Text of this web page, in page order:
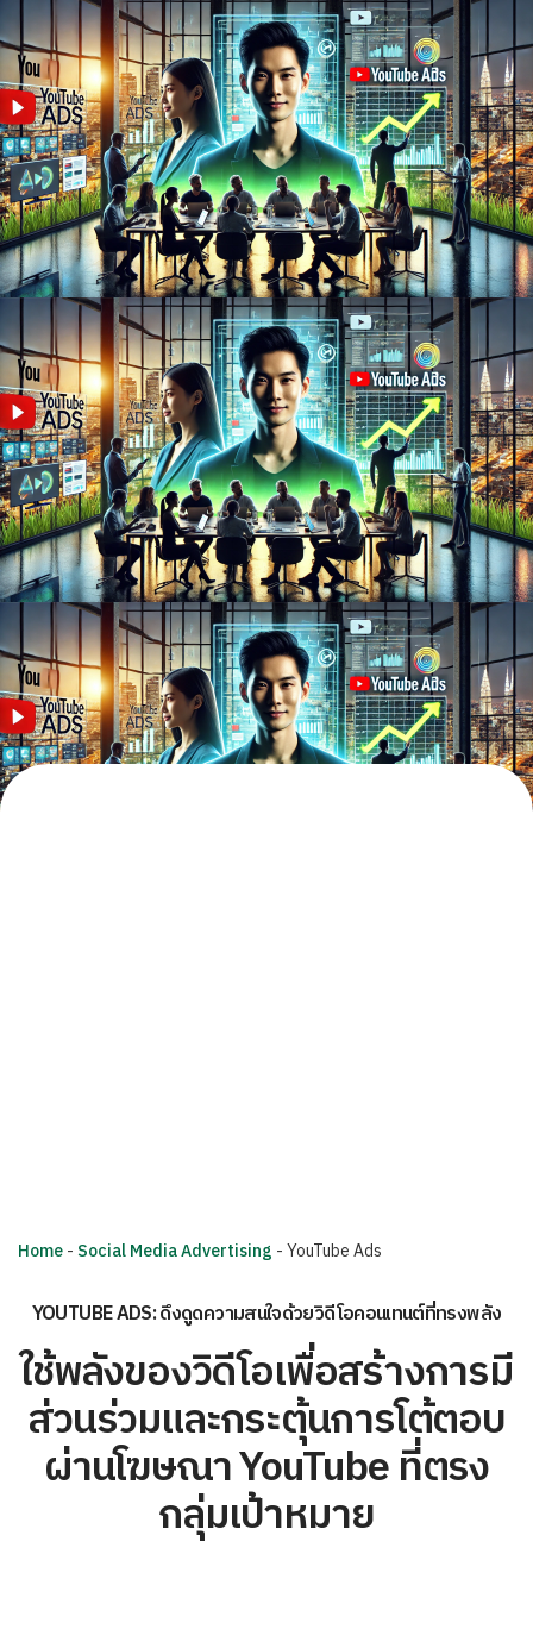
Home- Social Media Advertising -YouTube Ads
YOUTUBE ADS: ดึงดูดความสนใจด้วยวิดีโอคอนเทนต์ที่ทรงพลัง
ใช้พลังของวิดีโอเพื่อสร้างการมี
ส่วนร่วมและกระตุ้นการโต้ตอบ
ผ่านโฆษณา YouTube ที่ตรง
กลุ่มเป้าหมาย